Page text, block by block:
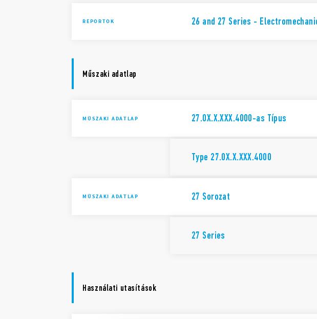
REPORTOK 26 and 27 Series -
Műszaki adatlap
MŰSZAKI ADATLAP 27.0X.X.XXX.4000-as Típus
Type 27.0X.X.XXX.4000
MŰSZAKI ADATLAP 27 Sorozat
27 Series
Használati utasítások